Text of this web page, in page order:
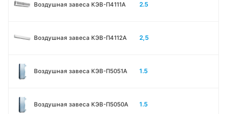
Воздушная завеса КЭВ-П4111A 2.5
Воздушная завеса КЭВ-П4112А 2,5
Воздушная завеса КЭВ-П5051A 1.5
Воздушная завеса КЭВ-П5050A 1.5